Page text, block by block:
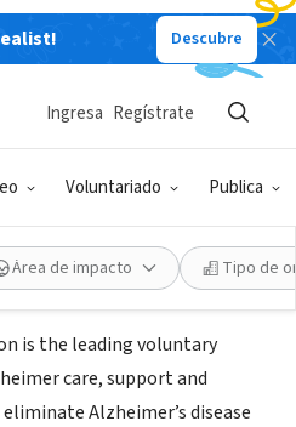
Descubre
Voluntariado Publica
Ingresa Regístrate
Área de impacto Tipo de
LUCRO
National
is the leading voluntary
care, support and
Alzheimer’s disease